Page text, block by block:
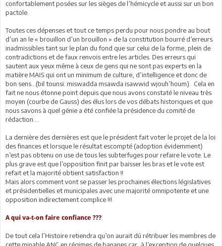
confortablement posées sur les sièges de l’hémicycle et aussi sur un bon
pactole.
Toutes ces dépenses et tout ce temps perdu pour nous pondre au bout
d’un an le « brouillon d’un brouillon » de la constitution bourré d’erreurs
inadmissibles tant sur le plan du fond que sur celui de la forme, plein de
contradictions et de faux renvois entre les articles. Des erreurs qui
sautent aux yeux même à ceux de gens qui ne sont pas experts en la
matière MAIS qui ont un minimum de culture, d’intelligence et donc de
bon sens…(bil tounsi: miswadda msawda isawwid wjouh’houm). Cela en
fait ne nous étonne point depuis que nous avons constaté le niveau très
moyen (courbe de Gauss) des élus lors de vos débats historiques et que
nous savons à quel génie a été confiée la présidence du comité de
rédaction….
La dernière des dernières est que le président fait voter le projet de la loi
des finances et lorsque le résultat escompté (adoption évidemment)
n’est pas obtenu on use de tous les subterfuges pour refaire le vote. Le
plus grave est que l’opposition finit par baisser les bras et le vote est
refait et la majorité obtient satisfaction !!
Mais alors comment vont se passer les prochaines élections législatives
et présidentielles et municipales avec une majorité omnipotente et une
opposition indirectement complice !!!
A qui va-t-on faire confiance ???
De tout cela l’Histoire retiendra qu’on aurait dû rétribuer les membres de